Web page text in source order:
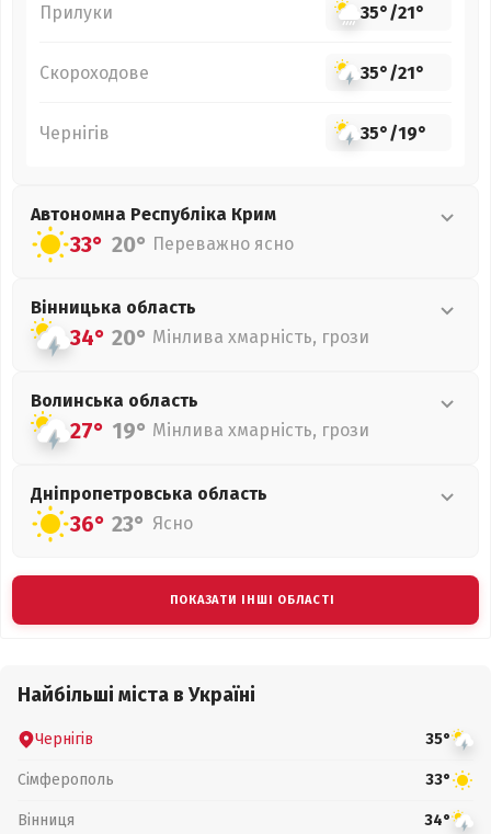
Прилуки 35°/21°
Скороходове 35°/21°
Чернігів 35°/19°
Автономна Республіка Крим
33° 20° Переважно ясно
Вінницька область
34° 20° Мінлива хмарність, грози
Волинська область
27° 19° Мінлива хмарність, грози
Дніпропетровська область
36° 23° Ясно
ПОКАЗАТИ ІНШІ ОБЛАСТІ
Найбільші міста в Україні
Чернігів 35°
Сімферополь 33°
Вінниця 34°